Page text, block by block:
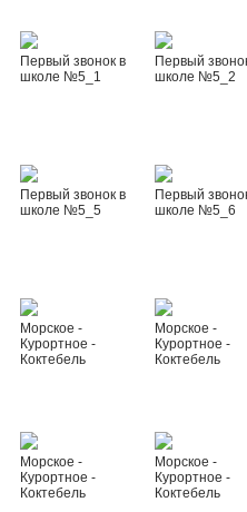
Первый звонок в
школе №5_1
Первый
школе №5_2
Первый звонок в
школе №5_5
Первый
школе №5_6
Морское -
Курортное -
Коктебель
Морское -
Курортное -
Коктебель
Морское -
Курортное -
Коктебель
Морское -
Курортное -
Коктебель